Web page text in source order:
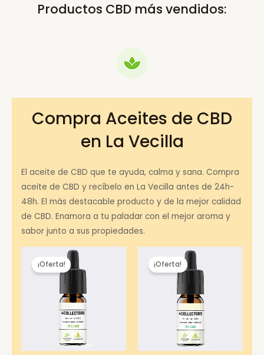
Productos CBD más vendidos:
Compra Aceites de CBD
en La Vecilla
El aceite de CBD que te ayuda, calma y sana. Compra
aceite de CBD y recíbelo en La Vecilla antes de 24h-
48h. El más destacable producto y de la mejor calidad
de CBD. Enamora a tu paladar con el mejor aroma y
sabor junto a sus propiedades.
¡Oferta! ¡Oferta!